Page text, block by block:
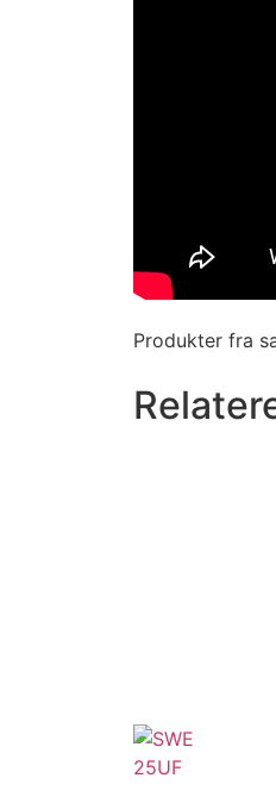
Produkter fra